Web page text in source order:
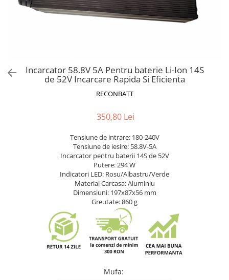
Accesorii acumulatori
Cabluri
Accesorii sisteme fotovoltaice
Biciclete/ trotinete
Incarcator 58.8V 5A Pentru baterie Li-Ion 14S
de 52V Incarcare Rapida Si Eficienta
RECONBATT
350,80 Lei
Tensiune de intrare: 180-240V
Tensiune de iesire: 58.8V-5A
Incarcator pentru baterii 14S de 52V
Putere: 294 W
Indicatori LED: Rosu/Albastru/Verde
Material Carcasa: Aluminiu
Dimensiuni: 197x87x56 mm
Greutate: 860 g
Mufa: